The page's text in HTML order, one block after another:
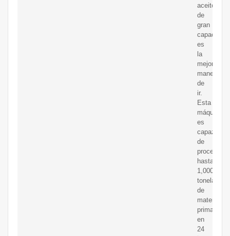
aceite
de
gran
capacidad
es
la
mejor
manera
de
ir.
Esta
máquina
es
capaz
de
procesar
hasta
1,000
toneladas
de
materia
prima
en
24